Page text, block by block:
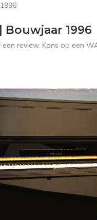
Bouwjaar 1996
een review. Kans op een